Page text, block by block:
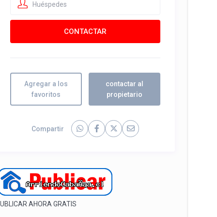
Huéspedes
Agregar a los
favoritos
contactar al
propietario
Compartir
AHORA GRATIS